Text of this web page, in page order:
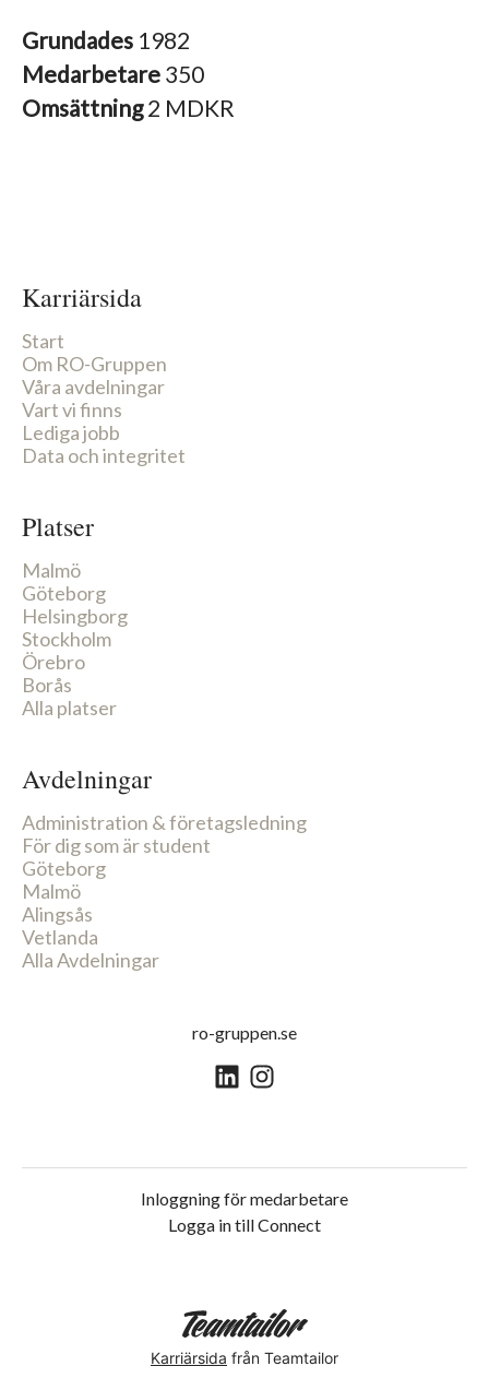
Grundades 1982
Medarbetare 350
Omsättning2 MDKR
Karriärsida
Start
Om RO-Gruppen
Våra avdelningar
Vart vi finns
Lediga jobb
Data och integritet
Platser
Malmö
Göteborg
Helsingborg
Stockholm
Örebro
Borås
Alla platser
Avdelningar
Administration & företagsledning
För dig som är student
Göteborg
Malmö
Alingsås
Vetlanda
Alla Avdelningar
ro-gruppen.se
Inloggning för medarbetare
Logga in till Connect
Karriärsida från Teamtailor